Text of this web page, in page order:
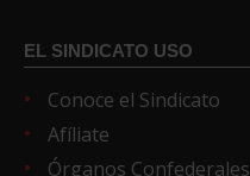
EL SINDICATO USO
Conoce el Sindicato
Afíliate
Órganos Confederales